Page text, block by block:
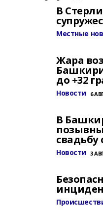
В
Местные
Жара
до +32
Новости 6
В
свадьбу
Новости 3